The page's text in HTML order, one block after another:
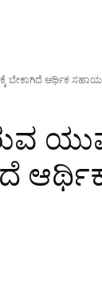
ಬೇಕಾಗಿದೆ ಆರ್ಥಿಕ ಸಹಾಯ